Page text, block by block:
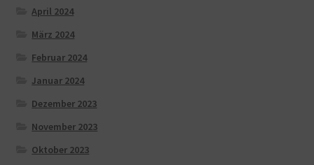
April 2024
März 2024
Februar 2024
Januar 2024
Dezember 2023
November 2023
Oktober 2023